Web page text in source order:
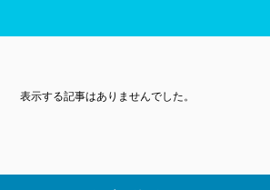
表示する記事はありませんでした。